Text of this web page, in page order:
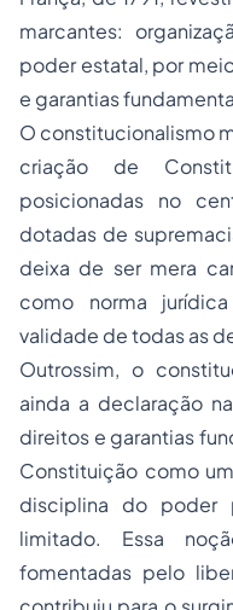
marcantes:
poder estatal, por
e garantias
O constitucionalismo
criação de
posicionadas no
dotadas de
deixa de ser mera
como norma
validade de todas as
Outrossim, o
ainda a declaração
direitos e garantias
Constituição como
disciplina do
limitado. Essa
fomentadas pelo